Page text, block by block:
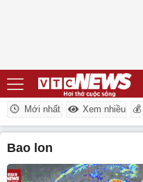
Mới nhất Xem nhiều
bao lon